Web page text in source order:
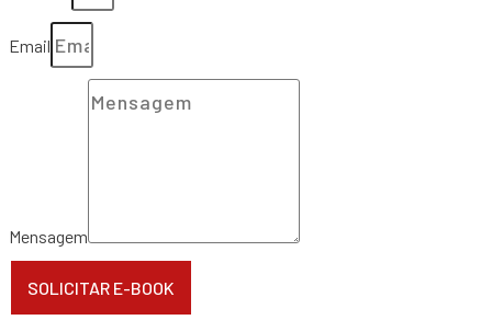
Email
Mensagem
SOLICITAR E-BOOK